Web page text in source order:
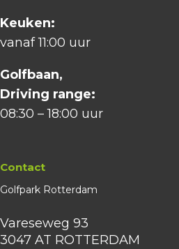
Keuken:
vanaf 11:00 uur
Golfbaan,
Driving range:
08:30 – 18:00 uur
Contact
Golfpark Rotterdam
Vareseweg 93
3047 AT ROTTERDAM